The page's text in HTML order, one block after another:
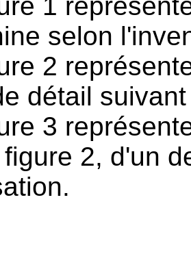
selon
2
détail
3
2, d'un